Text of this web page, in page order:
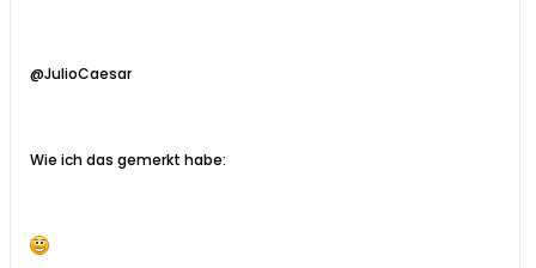
@JulioCaesar
Wie ich das gemerkt habe: